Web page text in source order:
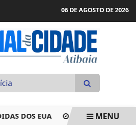
06 DE AGOSTO DE 2026
DOS EUA JUSTIÇA MANTÉM
MENU